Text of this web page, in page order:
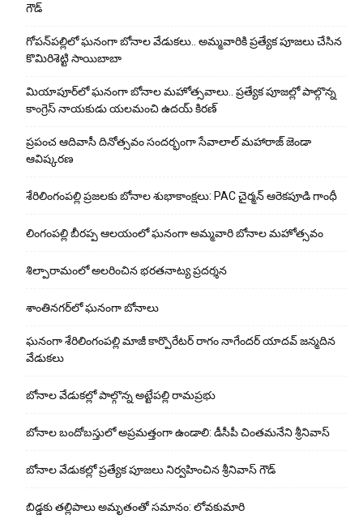
గౌడ్
గోపన్‌పల్లిలో ఘనంగా బోనాల వేడుకలు.. అమ్మవారికి ప్రత్యేక పూజలు చేసిన
కొమిరిశెట్టి సాయిబాబా
మియాపూర్‌లో ఘనంగా బోనాల మహోత్సవాలు.. ప్రత్యేక పూజల్లో పాల్గొన్న
కాంగ్రెస్ నాయకుడు యలమంచి ఉదయ్ కిరణ్
ప్రపంచ ఆదివాసీ దినోత్సవం సందర్భంగా సేవాలాల్ మహారాజ్ జెండా
ఆవిష్కరణ
శేరిలింగంపల్లి ప్రజలకు బోనాల శుభాకాంక్షలు: PAC చైర్మన్ ఆరెకపూడి గాంధీ
లింగంపల్లి బీరప్ప ఆలయంలో ఘనంగా అమ్మవారి బోనాల మహోత్సవం
శిల్పారామంలో అలరించిన భరతనాట్య ప్రదర్శన
శాంతిన‌గ‌ర్‌లో ఘ‌నంగా బోనాలు
ఘనంగా శేరిలింగంపల్లి మాజీ కార్పొరేటర్ రాగం నాగేందర్ యాదవ్ జన్మదిన
వేడుకలు
బోనాల వేడుక‌ల్లో పాల్గొన్న అట్టేప‌ల్లి రామ‌ప్ర‌భు
బోనాల బందోబస్తులో అప్రమత్తంగా ఉండాలి: డీసీపీ చింతమనేని శ్రీనివాస్‌
బోనాల వేడుకల్లో ప్రత్యేక పూజలు నిర్వహించిన శ్రీనివాస్ గౌడ్
బిడ్డ‌కు త‌ల్లిపాలు అమృతంతో స‌మానం: లోవ‌కుమారి